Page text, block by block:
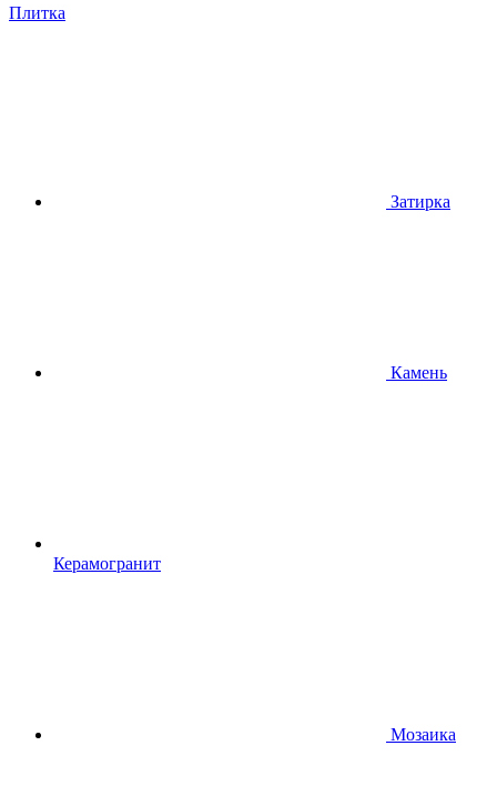
Плитка
Затирка
Камень
Керамогранит
Мозаика